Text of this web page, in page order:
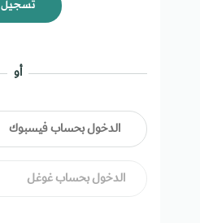
تسجيل
أو
الدخول بحساب فيسبوك
الدخول بحساب غوغل